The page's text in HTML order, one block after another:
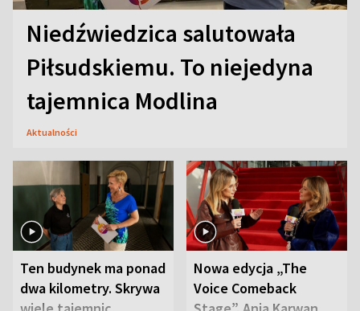
Niedźwiedzica salutowała
Piłsudskiemu. To niejedyna
tajemnica Modlina
Aktualności
Ten budynek ma ponad
dwa kilometry. Skrywa
Nowa edycja „The
Voice Comeback